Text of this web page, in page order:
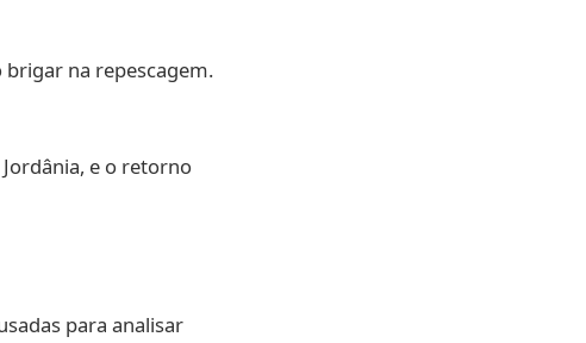
brigar na repescagem.
e o retorno
para analisar